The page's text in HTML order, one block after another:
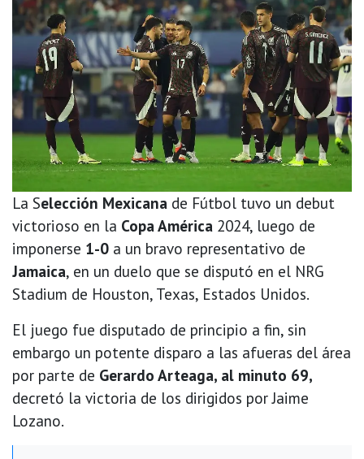
La Selección Mexicana de Fútbol tuvo un debut
victorioso en la Copa América 2024, luego de
imponerse 1-0 a un bravo representativo de
Jamaica, en un duelo que se disputó en el NRG
Stadium de Houston, Texas, Estados Unidos.
El juego fue disputado de principio a fin, sin
embargo un potente disparo a las afueras del área
por parte de Gerardo Arteaga, al minuto 69,
decretó la victoria de los dirigidos por Jaime
Lozano.